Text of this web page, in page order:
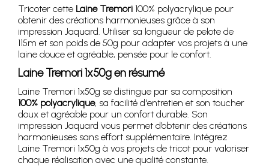
Tricoter cette Laine Tremori 100% polyacrylique pour
obtenir des créations harmonieuses grâce à son
impression Jaquard. Utiliser sa longueur de pelote de
115m et son poids de 50g pour adapter vos projets à une
laine douce et agréable, pensée pour le confort.
Laine Tremori 1x50g en résumé
Laine Tremori 1x50g se distingue par sa composition
100% polyacrylique, sa facilité d'entretien et son toucher
doux et agréable pour un confort durable. Son
impression Jaquard vous permet d’obtenir des créations
harmonieuses sans effort supplémentaire. Intégrez
Laine Tremori 1x50g à vos projets de tricot pour valoriser
chaque réalisation avec une qualité constante.